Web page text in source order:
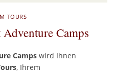
TOURS
Camps
Campswird Ihnen
, Ihrem